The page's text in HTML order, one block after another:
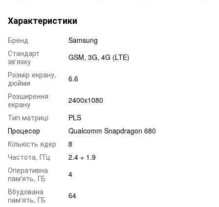
Характеристики
Бренд
Samsung
Стандарт
зв'язку
GSM, 3G, 4G (LTE)
Розмір екрану,
дюйми
6.6
Розширення
екрану
2400x1080
Тип матриці
PLS
Процесор
Qualcomm Snapdragon 680
Кількість ядер
8
Частота, ГГц
2.4 + 1.9
Оперативна
пам'ять, ГБ
4
Вбудована
пам'ять, ГБ
64